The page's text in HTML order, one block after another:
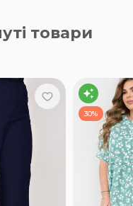
товари
30%